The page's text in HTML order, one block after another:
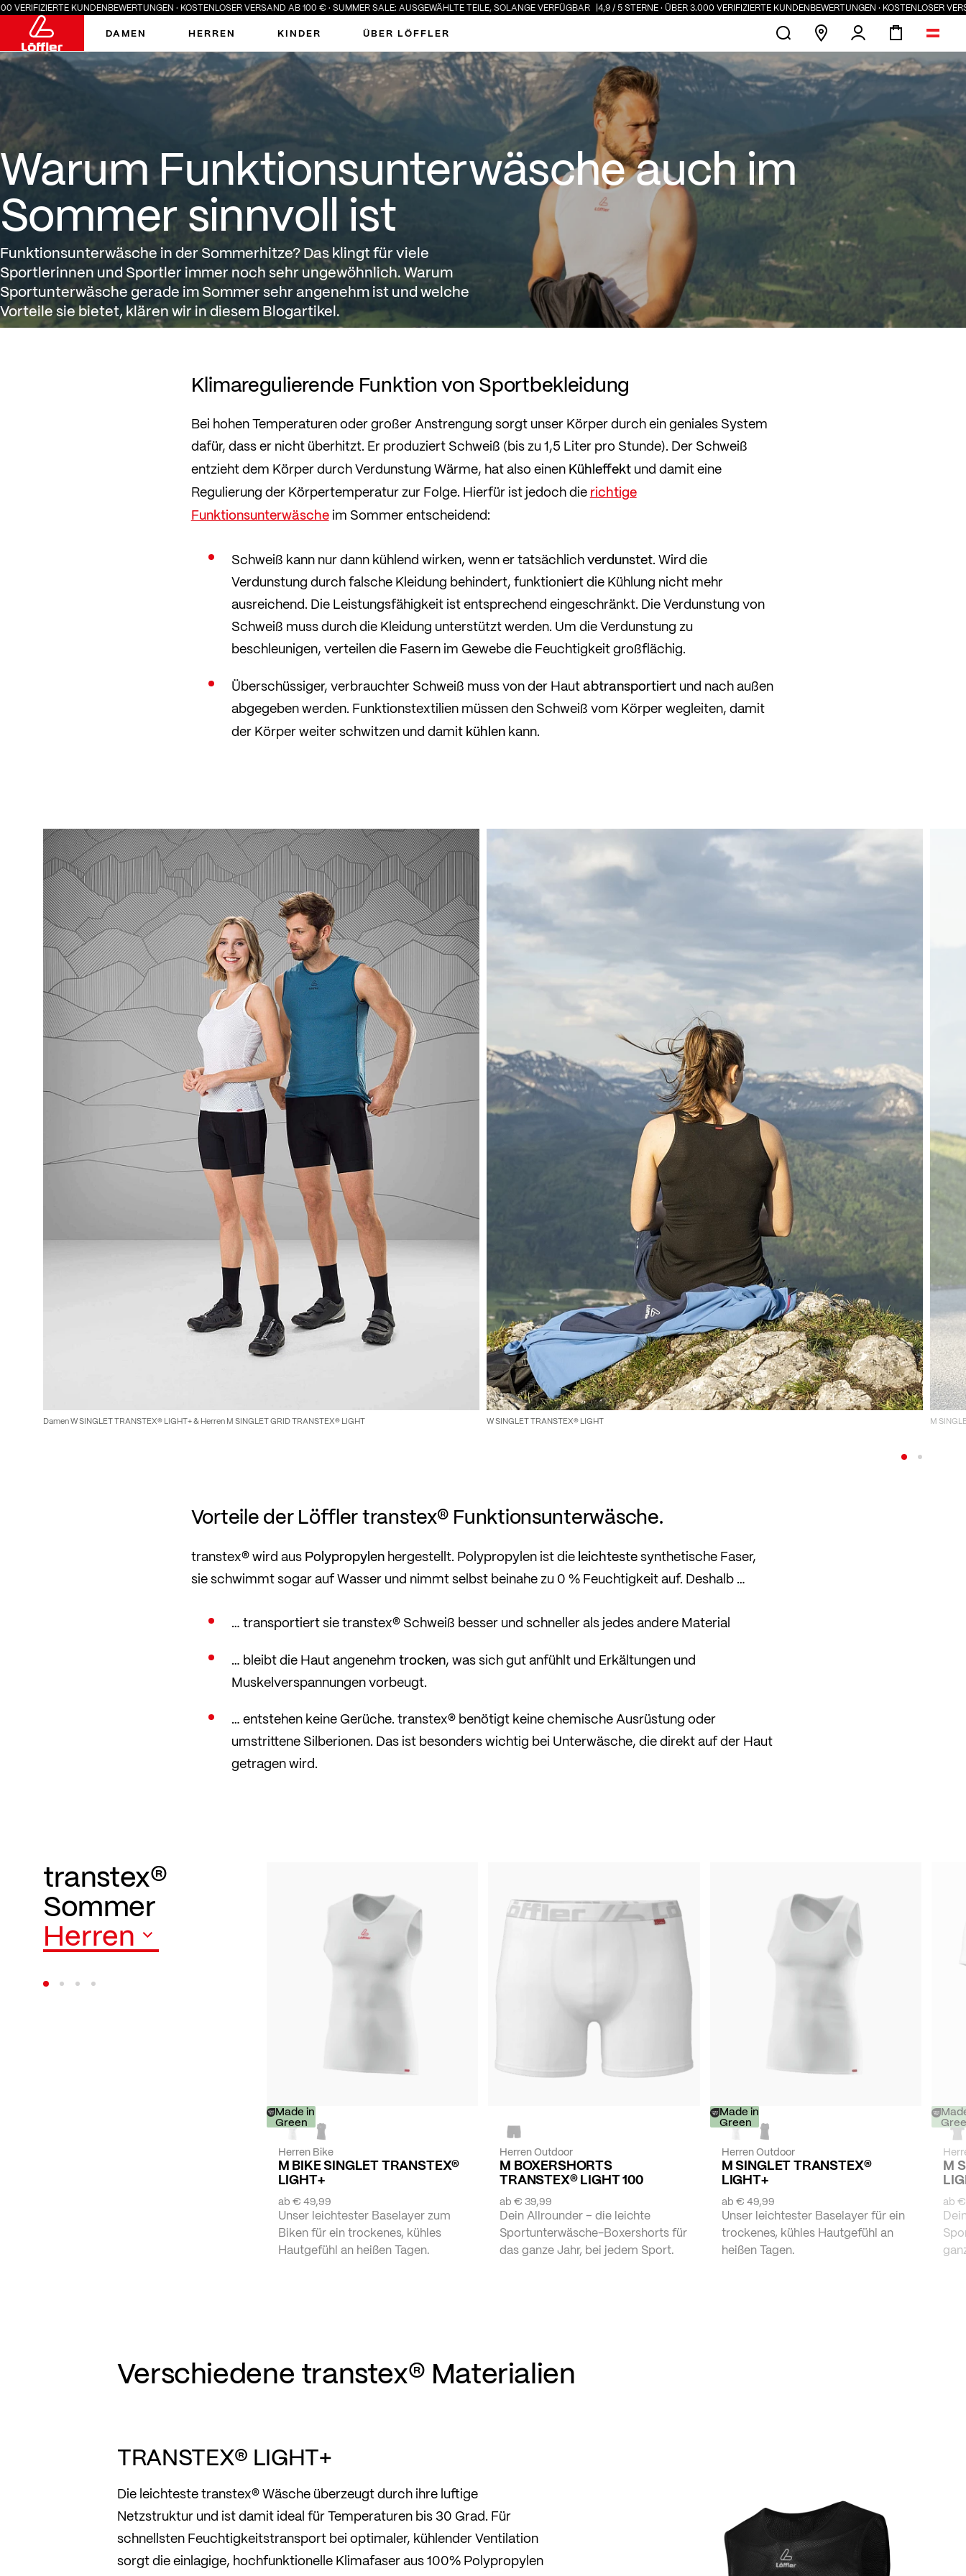
KUNDENBEWERTUNGEN · KOSTENLOSER VERSAND AB 100 € · SUMMER SALE: AUSGEWÄHLTE TEILE, SOLANGE VERFÜGBAR 4,9 / 5 STERNE · ÜBER 3.000 VERIFIZIERTE KUNDENBEWERTUNGEN · KOSTENLOSER VERSAND AB
DAMEN HERREN KINDER ÜBER LÖFFLER
Warum Funktionsunterwäsche auch im Sommer sinnvoll ist
Warum Funktionsunterwäsche auch im
Sommer sinnvoll ist
Funktionsunterwäsche in der Sommerhitze? Das klingt für viele
Sportlerinnen und Sportler immer noch sehr ungewöhnlich. Warum
Sportunterwäsche gerade im Sommer sehr angenehm ist und welche
Vorteile sie bietet, klären wir in diesem Blogartikel.
Klimaregulierende Funktion von Sportbekleidung
Bei hohen Temperaturen oder großer Anstrengung sorgt unser Körper durch ein geniales System
dafür, dass er nicht überhitzt. Er produziert Schweiß (bis zu 1,5 Liter pro Stunde). Der Schweiß
entzieht dem Körper durch Verdunstung Wärme, hat also einenKühleffektund damit eine
Regulierung der Körpertemperatur zur Folge. Hierfür ist jedoch dierichtige
Funktionsunterwäscheim Sommer entscheidend:
Schweiß kann nur dann kühlend wirken, wenn er tatsächlichverdunstet. Wird die
Verdunstung durch falsche Kleidung behindert, funktioniert die Kühlung nicht mehr
ausreichend. Die Leistungsfähigkeit ist entsprechend eingeschränkt. Die Verdunstung von
Schweiß muss durch die Kleidung unterstützt werden. Um die Verdunstung zu
beschleunigen, verteilen die Fasern im Gewebe die Feuchtigkeit großflächig.
Überschüssiger, verbrauchter Schweiß muss von der Hautabtransportiertund nach außen
abgegeben werden. Funktionstextilien müssen den Schweiß vom Körper wegleiten, damit
der Körper weiter schwitzen und damitkühlenkann.
Damen W SINGLET TRANSTEX® LIGHT+ & Herren M SINGLET GRID TRANSTEX® LIGHT W SINGLET TRANSTEX® LIGHT M
Vorteile der Löffler transtex® Funktionsunterwäsche.
transtex® wird ausPolypropylenhergestellt. Polypropylen ist dieleichtestesynthetische Faser,
sie schwimmt sogar auf Wasser und nimmt selbst beinahe zu 0 % Feuchtigkeit auf. Deshalb …
… transportiert sie transtex® Schweiß besser und schneller als jedes andere Material
… bleibt die Haut angenehmtrocken, was sich gut anfühlt und Erkältungen und
Muskelverspannungen vorbeugt.
… entstehen keine Gerüche. transtex® benötigt keine chemische Ausrüstung oder
umstrittene Silberionen. Das ist besonders wichtig bei Unterwäsche, die direkt auf der Haut
getragen wird.
transtex®
Sommer
Herren
Made in
Green
Herren Bike
M BIKE SINGLET TRANSTEX®
LIGHT+
ab€ 49,99
Unser leichtester Baselayer zum
Biken für ein trockenes, kühles
Hautgefühl an heißen Tagen.
Herren Outdoor
M BOXERSHORTS
TRANSTEX® LIGHT 100
ab€ 39,99
Dein Allrounder – die leichte
Sportunterwäsche-Boxershorts für
das ganze Jahr, bei jedem Sport.
Made in
Green
Herren Outdoor
M SINGLET TRANSTEX®
LIGHT+
ab€ 49,99
Unser leichtester Baselayer für ein
trockenes, kühles Hautgefühl an
heißen Tagen.
M
ab
Verschiedene transtex® Materialien
TRANSTEX® LIGHT+
Die leichteste transtex® Wäsche überzeugt durch ihre luftige
Netzstruktur und ist damit ideal für Temperaturen bis 30 Grad. Für
schnellsten Feuchtigkeitstransport bei optimaler, kühlender Ventilation
sorgt die einlagige, hochfunktionelle Klimafaser aus 100% Polypropylen